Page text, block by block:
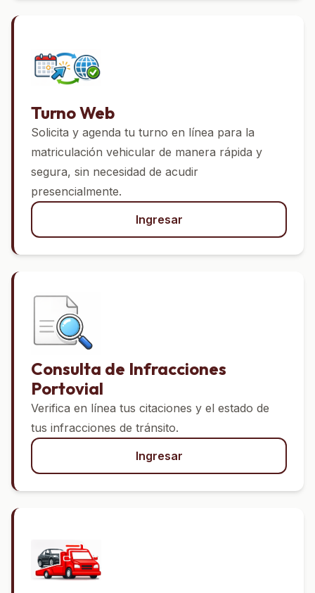
Turno Web
Solicita y agenda tu turno en línea para la
matriculación vehicular de manera rápida y
segura, sin necesidad de acudir
presencialmente.
Ingresar
Consulta de Infracciones
Portovial
Verifica en línea tus citaciones y el estado de
tus infracciones de tránsito.
Ingresar